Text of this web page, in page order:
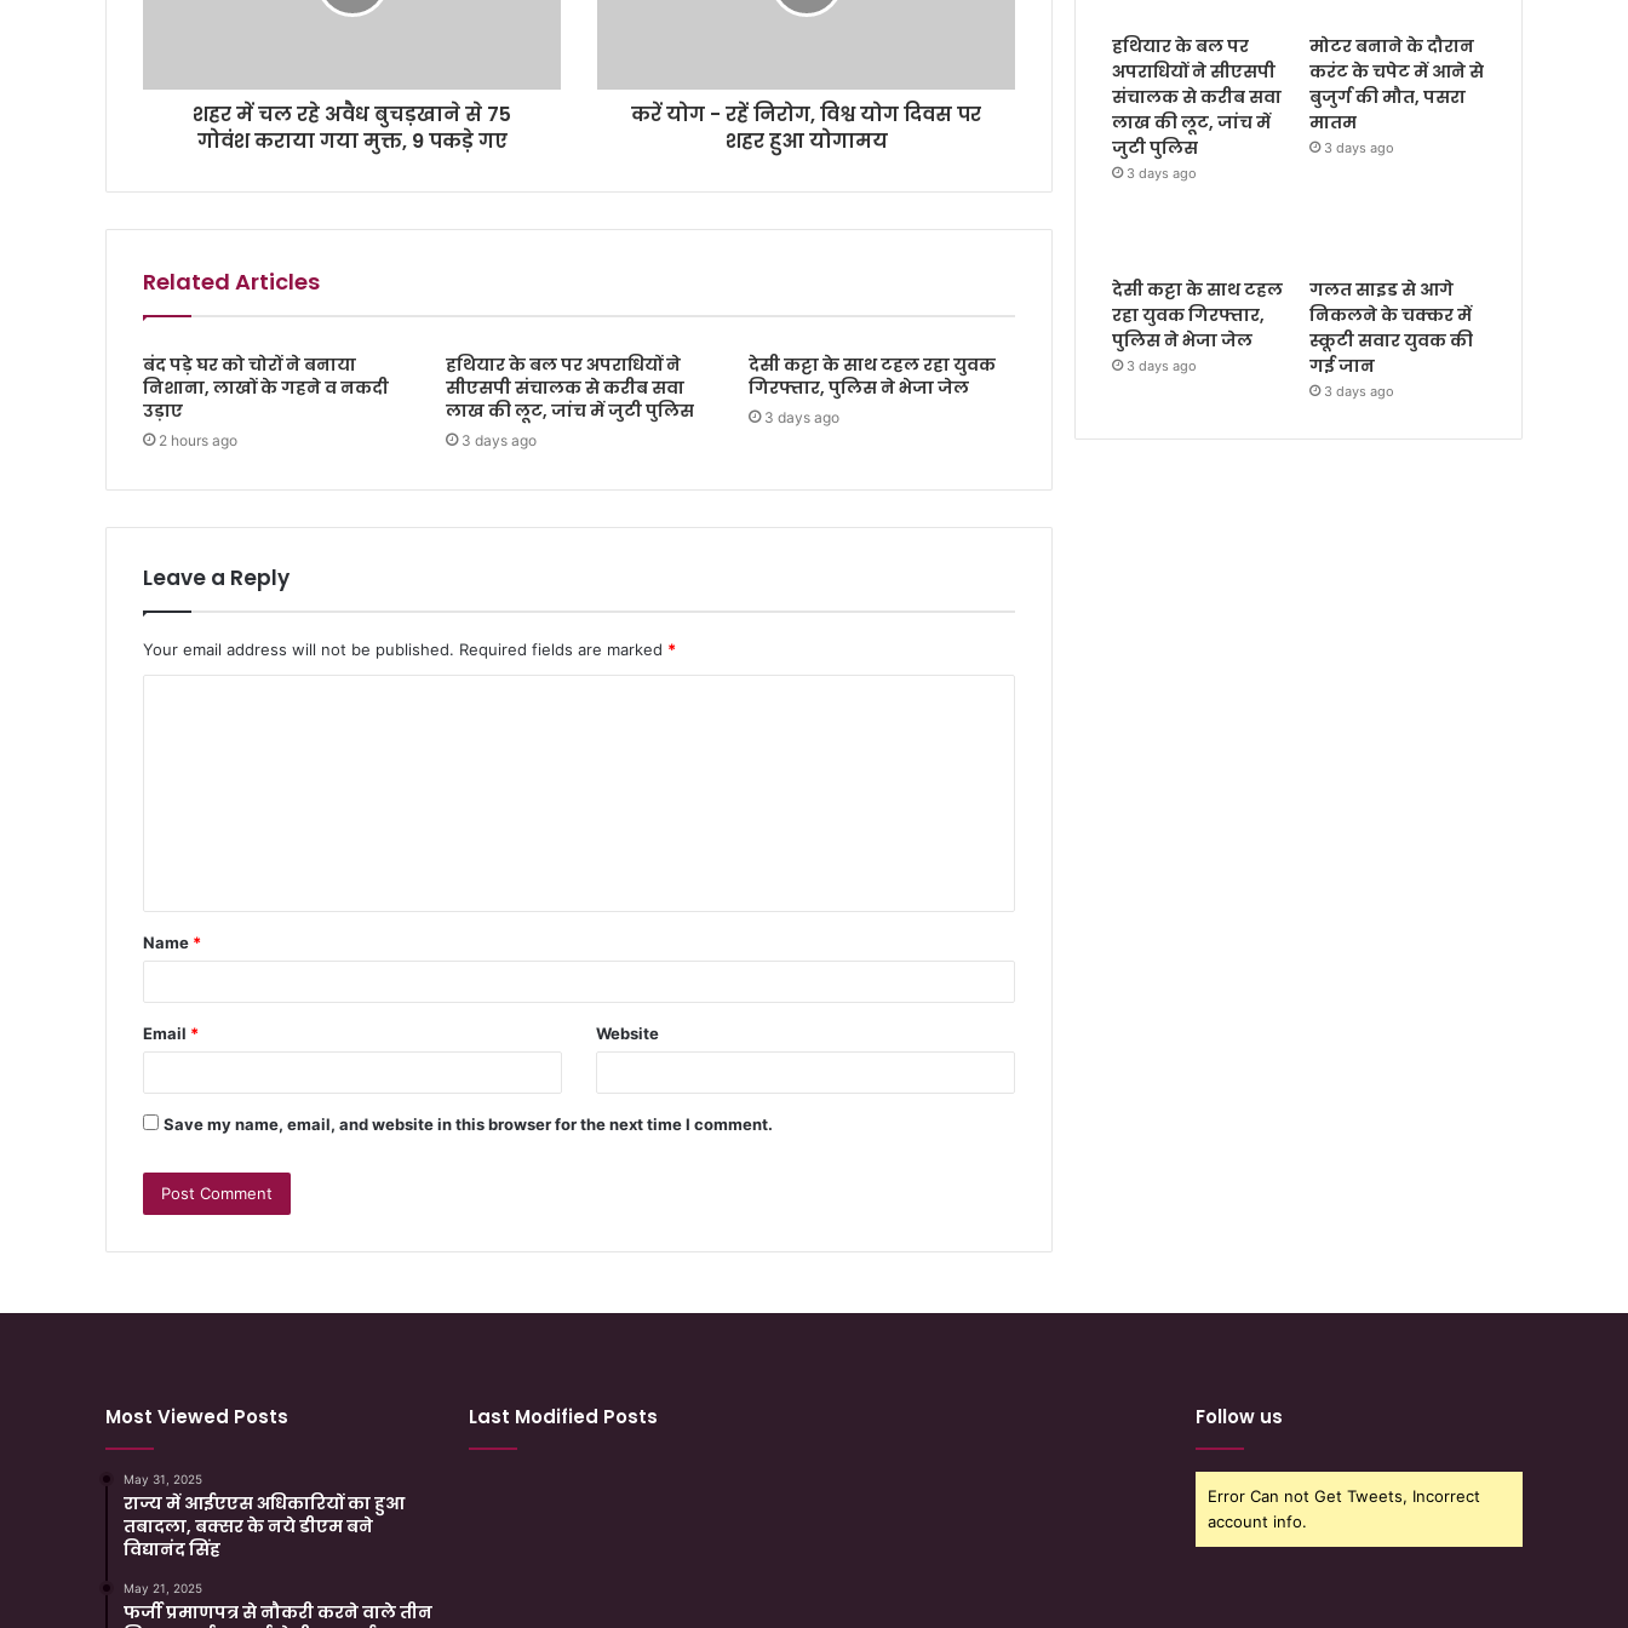
शहर में चल रहे अवैध बुचड़खाने से 75
गोवंश कराया गया मुक्त, 9 पकड़े गए
करें योग - रहें निरोग, विश्व योग दिवस पर
शहर हुआ योगामय
Related Articles
बंद पड़े घर को चोरों ने बनाया
निशाना, लाखों के गहने व नकदी
उड़ाए
2 hours ago
हथियार के बल पर अपराधियों ने
सीएसपी संचालक से करीब सवा
लाख की लूट, जांच में जुटी पुलिस
3 days ago
देसी कट्टा के साथ टहल रहा युवक
गिरफ्तार, पुलिस ने भेजा जेल
3 days ago
Leave a Reply
Your email address will not be published. Required fields are marked *
Name *
Email * Website
Save my name, email, and website in this browser for the next time I comment.
हथियार के बल पर
अपराधियों ने सीएसपी
संचालक से करीब सवा
लाख की लूट, जांच में
जुटी पुलिस
3 days ago
मोटर बनाने के दौरान
करंट के चपेट में आने से
बुजुर्ग की मौत, पसरा
मातम
3 days ago
देसी कट्टा के साथ टहल
रहा युवक गिरफ्तार,
पुलिस ने भेजा जेल
3 days ago
गलत साइड से आगे
निकलने के चक्कर में
स्कूटी सवार युवक की
गई जान
3 days ago
Most Viewed Posts
May 31, 2025
राज्य में आईएएस अधिकारियों का हुआ
तबादला, बक्सर के नये डीएम बने
विद्यानंद सिंह
May 21, 2025
फर्जी प्रमाणपत्र से नौकरी करने वाले तीन
Last Modified Posts Follow us
Error Can not Get Tweets, Incorrect
account info.